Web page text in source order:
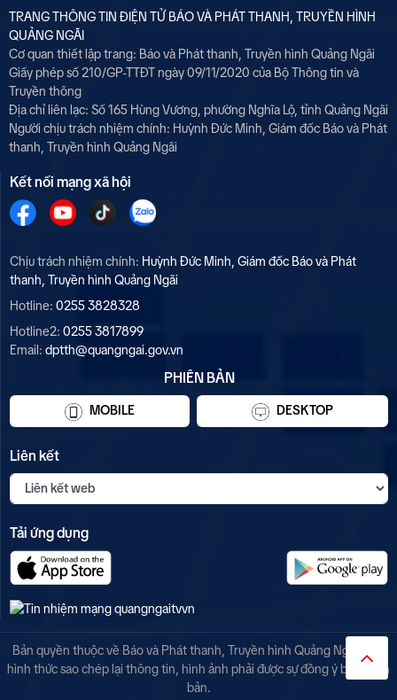
TRANG THÔNG TIN ĐIỆN TỬ BÁO VÀ PHÁT THANH, TRUYỀN HÌNH
QUẢNG NGÃI
Cơ quan thiết lập trang: Báo và Phát thanh, Truyền hình Quảng Ngãi
Giấy phép số 210/GP-TTĐT ngày 09/11/2020 của Bộ Thông tin và
Truyền thông
Địa chỉ liên lạc: Số 165 Hùng Vương, phường Nghĩa Lộ, tỉnh Quảng Ngãi
Người chịu trách nhiệm chính: Huỳnh Đức Minh, Giám đốc Báo và Phát
thanh, Truyền hình Quảng Ngãi
Kết nối mạng xã hội
Chịu trách nhiệm chính: Huỳnh Đức Minh, Giám đốc Báo và Phát
thanh, Truyền hình Quảng Ngãi
Hotline: 0255 3828328
Hotline2: 0255 3817899
Email: dptth@quangngai.gov.vn
PHIÊN BẢN
MOBILE DESKTOP
Liên kết
Tải ứng dụng
Bản quyền thuộc về Báo và Phát thanh, Truyền hình Quảng Ngãi. Mọi
hình thức sao chép lại thông tin, hình ảnh phải được sự đồng ý bằng văn
bản.